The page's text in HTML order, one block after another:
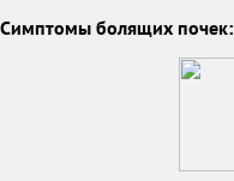
Симптомы болящих почек: